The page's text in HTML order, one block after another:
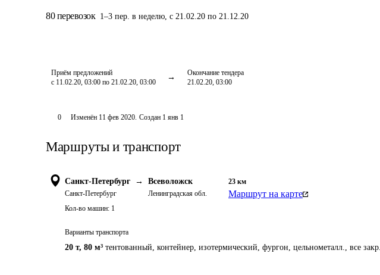
80 перевозок 1–3 пер. в неделю, с 21.02.20 по 21.12.20
Приём предложений
с 11.02.20, 03:00 по 21.02.20, 03:00
Окончание тендера
21.02.20, 03:00
0 Изменён 11 фев 2020. Создан 1 янв 1
Маршруты и транспорт
Санкт-Петербург →
Санкт-Петербург
Всеволожск
Ленинградская обл.
23 км
Маршрут на карте
Кол-во машин: 1
Варианты транспорта
20 т, 80 м³ тентованный, контейнер, изотермический, фургон, цельнометалл., все